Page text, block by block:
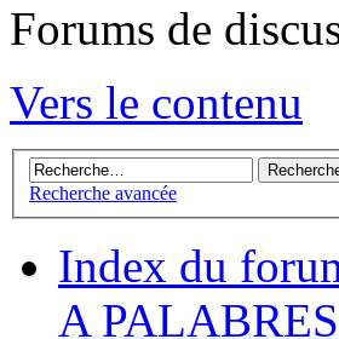
Forums de
Vers le contenu
Recherche avancée
Index du
A PALABRES